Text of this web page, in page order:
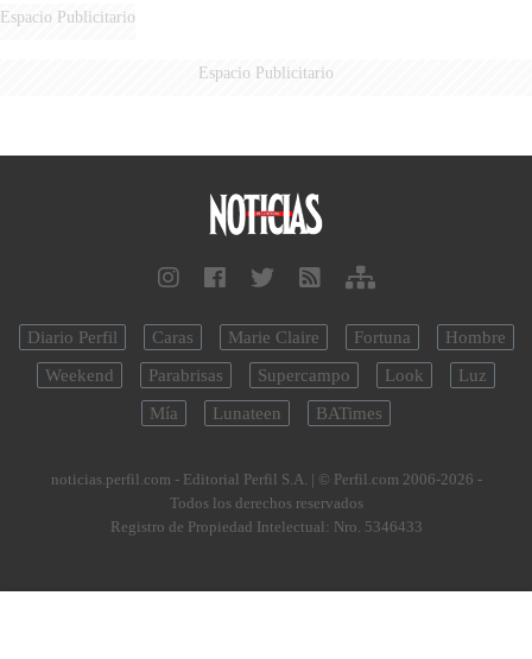
Espacio Publicitario
Espacio Publicitario
Diario Perfil Caras Marie Claire Fortuna
Hombre
Weekend
Parabrisas Supercampo Look
Luz
Mía
Lunateen BATimes
noticias.perfil.com - Editorial Perfil S.A. | © Perfil.com 2006-2026 -
Todos los derechos reservados
Registro de Propiedad Intelectual: Nro. 5346433